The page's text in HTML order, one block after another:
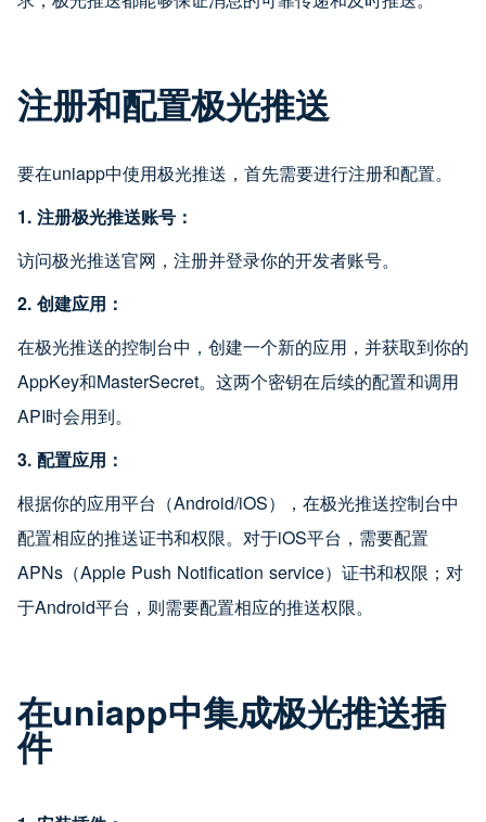
注册和配置极光推送
要在uniapp中使用极光推送，首先需要进行注册和配置。
1. 注册极光推送账号：
访问极光推送官网，注册并登录你的开发者账号。
2. 创建应用：
在极光推送的控制台中，创建一个新的应用，并获取到你的
AppKey和MasterSecret。这两个密钥在后续的配置和调用
API时会用到。
3. 配置应用：
根据你的应用平台（Android/iOS），在极光推送控制台中
配置相应的推送证书和权限。对于iOS平台，需要配置
APNs（Apple Push Notification service）证书和权限；对
于Android平台，则需要配置相应的推送权限。
在uniapp中集成极光推送插
件